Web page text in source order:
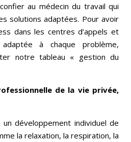
au médecin du travail qui
solutions adaptées. Pour avoir
dans les centres d’appels et
à chaque problème,
notre tableau « gestion du
de la vie privée,
un développement individuel de
la relaxation, la respiration, la